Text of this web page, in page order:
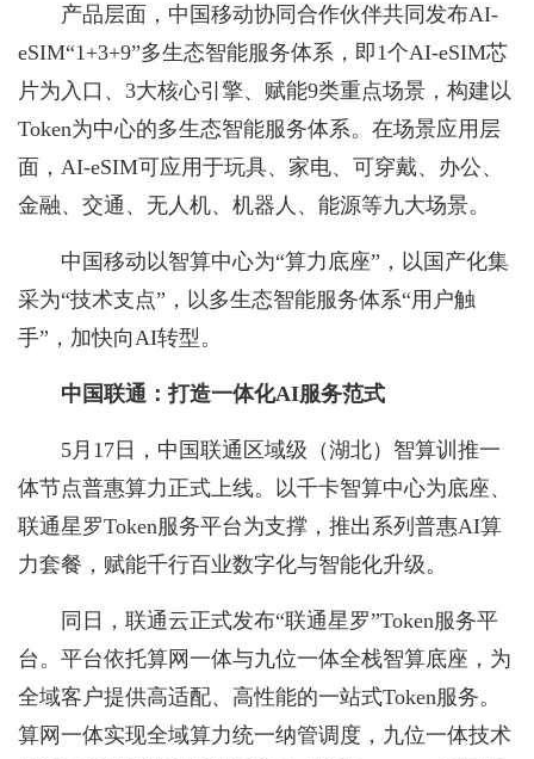
产品层面，中国移动协同合作伙伴共同发布AI-
eSIM“1+3+9”多生态智能服务体系，即1个AI-eSIM芯
片为入口、3大核心引擎、赋能9类重点场景，构建以
Token为中心的多生态智能服务体系。在场景应用层
面，AI-eSIM可应用于玩具、家电、可穿戴、办公、
金融、交通、无人机、机器人、能源等九大场景。
中国移动以智算中心为“算力底座”，以国产化集
采为“技术支点”，以多生态智能服务体系“用户触
手”，加快向AI转型。
中国联通：打造一体化AI服务范式
5月17日，中国联通区域级（湖北）智算训推一
体节点普惠算力正式上线。以千卡智算中心为底座、
联通星罗Token服务平台为支撑，推出系列普惠AI算
力套餐，赋能千行百业数字化与智能化升级。
同日，联通云正式发布“联通星罗”Token服务平
台。平台依托算网一体与九位一体全栈智算底座，为
全域客户提供高适配、高性能的一站式Token服务。
算网一体实现全域算力统一纳管调度，九位一体技术